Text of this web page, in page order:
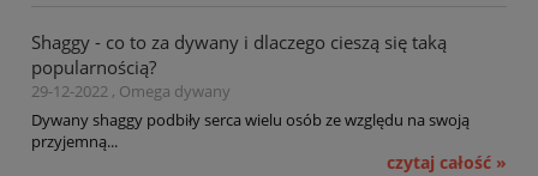
Shaggy - co to za dywany i dlaczego cieszą się taką
popularnością?
29-12-2022 , Omega dywany
Dywany shaggy podbiły serca wielu osób ze względu na swoją
przyjemną...
czytaj całość »